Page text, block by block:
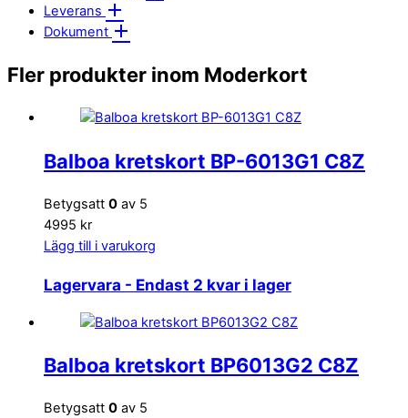
Leverans
Dokument
Fler produkter inom Moderkort
Balboa kretskort BP-6013G1 C8Z
Betygsatt 0 av 5
4995 kr
Lägg till i varukorg
Lagervara - Endast 2 kvar i lager
Balboa kretskort BP6013G2 C8Z
Betygsatt 0 av 5